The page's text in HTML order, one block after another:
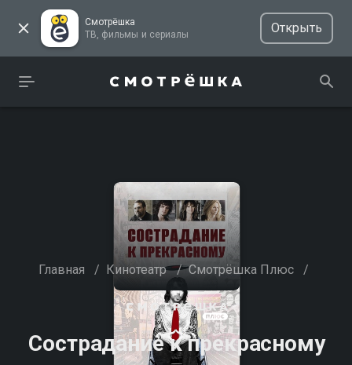
Смотрёшка
ТВ, фильмы и сериалы
Открыть
Главная / Кинотеатр / Смотрёшка Плюс /
Сострадание к прекрасному